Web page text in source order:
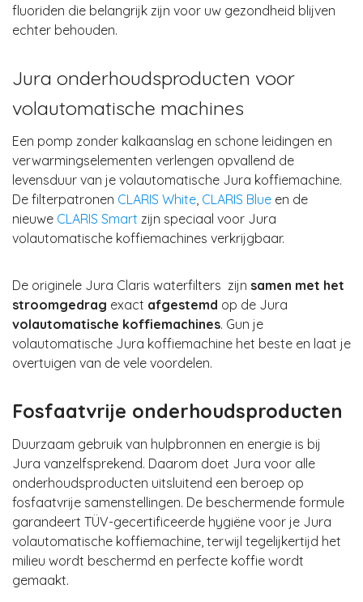
fluoriden die belangrijk zijn voor uw gezondheid blijven
echter behouden.
Jura onderhoudsproducten voor
volautomatische machines
Een pomp zonder kalkaanslag en schone leidingen en
verwarmingselementen verlengen opvallend de
levensduur van je volautomatische Jura koffiemachine.
De filterpatronen CLARIS White CLARIS Blue en de
nieuwe CLARIS Smart zijn speciaal voor Jura
volautomatische koffiemachines verkrijgbaar.
De originele Jura Claris waterfilters zijn samen met het
stroomgedrag exact afgestemd op de Jura
volautomatische koffiemachines. Gun je
volautomatische Jura koffiemachine het beste en laat je
overtuigen van de vele voordelen.
Fosfaatvrije onderhoudsproducten
Duurzaam gebruik van hulpbronnen en energie is bij
Jura vanzelfsprekend. Daarom doet Jura voor alle
onderhoudsproducten uitsluitend een beroep op
fosfaatvrije samenstellingen. De beschermende formule
garandeert TÜV-gecertificeerde hygiëne voor je Jura
volautomatische koffiemachine, terwijl tegelijkertijd het
milieu wordt beschermd en perfecte koffie wordt
gemaakt.